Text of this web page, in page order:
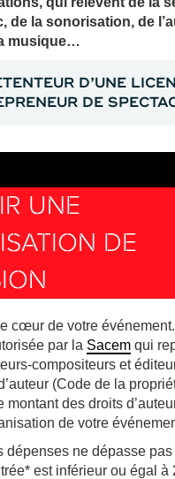
de la sonorisation, de
musique…
D’UNE
DE
UNE
DE
cœur de votre
par la Sacem qui
compositeurs et
(Code de la
montant des droits
de votre
dépenses ne dépasse
est inférieur ou égal à